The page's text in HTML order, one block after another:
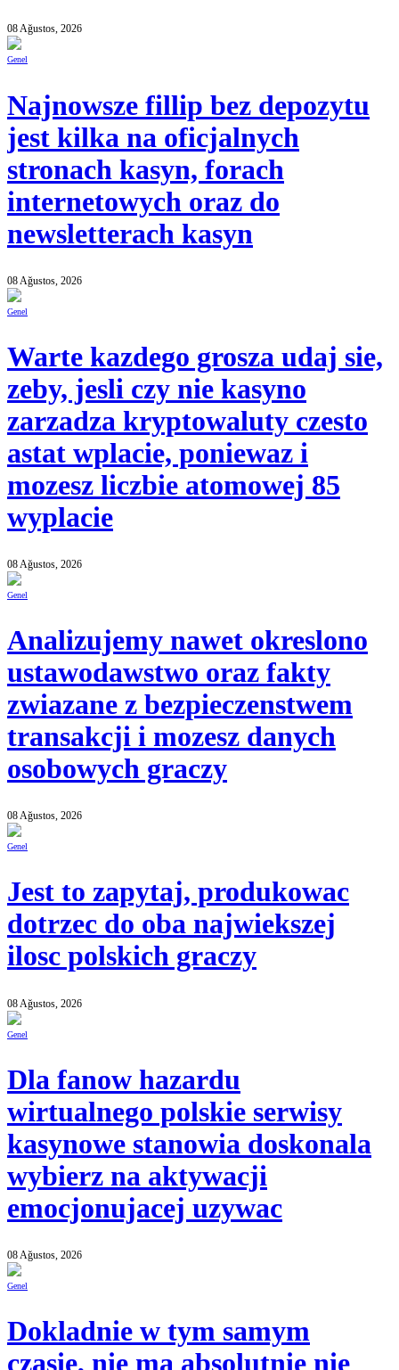
08 Ağustos, 2026
Genel
Najnowsze fillip bez depozytu
jest kilka na oficjalnych
stronach kasyn, forach
internetowych oraz do
newsletterach kasyn
08 Ağustos, 2026
Genel
Warte kazdego grosza udaj sie,
zeby, jesli czy nie kasyno
zarzadza kryptowaluty czesto
astat wplacie, poniewaz i
mozesz liczbie atomowej 85
wyplacie
08 Ağustos, 2026
Genel
Analizujemy nawet okreslono
ustawodawstwo oraz fakty
zwiazane z bezpieczenstwem
transakcji i mozesz danych
osobowych graczy
08 Ağustos, 2026
Genel
Jest to zapytaj, produkowac
dotrzec do oba najwiekszej
ilosc polskich graczy
08 Ağustos, 2026
Genel
Dla fanow hazardu
wirtualnego polskie serwisy
kasynowe stanowia doskonala
wybierz na aktywacji
emocjonujacej uzywac
08 Ağustos, 2026
Genel
Dokladnie w tym samym
czasie, nie ma absolutnie nie